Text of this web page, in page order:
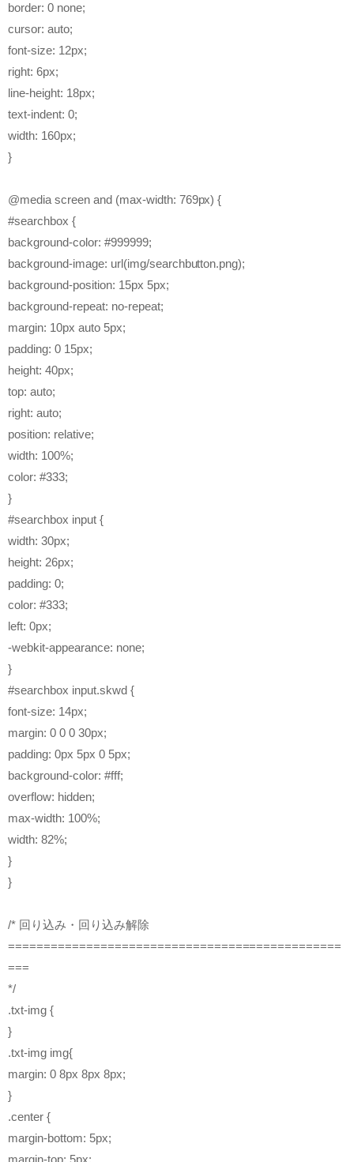
border: 0 none;
cursor: auto;
font-size: 12px;
right: 6px;
line-height: 18px;
text-indent: 0;
width: 160px;
}
@media screen and (max-width: 769px) {
#searchbox {
background-color: #999999;
background-image: url(img/searchbutton.png);
background-position: 15px 5px;
background-repeat: no-repeat;
margin: 10px auto 5px;
padding: 0 15px;
height: 40px;
top: auto;
right: auto;
position: relative;
width: 100%;
color: #333;
}
#searchbox input {
width: 30px;
height: 26px;
padding: 0;
color: #333;
left: 0px;
-webkit-appearance: none;
}
#searchbox input.skwd {
font-size: 14px;
margin: 0 0 0 30px;
padding: 0px 5px 0 5px;
background-color: #fff;
overflow: hidden;
max-width: 100%;
width: 82%;
}
}
/* 回り込み・回り込み解除
===============================================
===
*/
.txt-img {
}
.txt-img img{
margin: 0 8px 8px 8px;
}
.center {
margin-bottom: 5px;
margin-top: 5px;